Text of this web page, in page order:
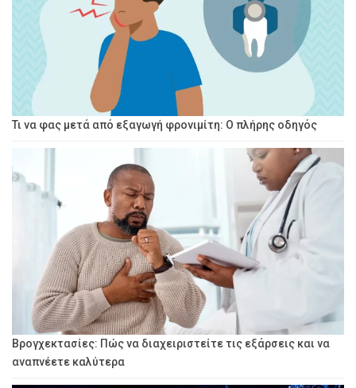
Τι να φας μετά από εξαγωγή φρονιμίτη: Ο πλήρης οδηγός
Βρογχεκτασίες: Πώς να διαχειριστείτε τις εξάρσεις και να
αναπνέετε καλύτερα